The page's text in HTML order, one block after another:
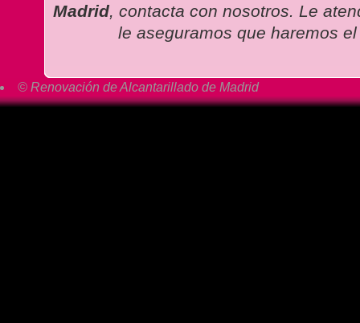
Madrid, contacta con nosotros. Le
le aseguramos que haremos
© Renovación de Alcantarillado de Madrid